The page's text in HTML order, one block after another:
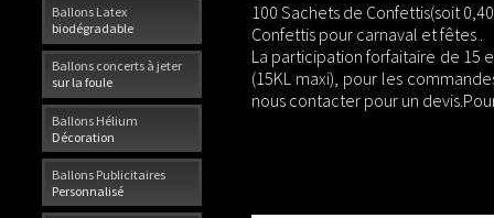
Ballons Latex
biodégradable
Ballons concerts à jeter
sur la foule
Ballons Hélium
Décoration
Ballons Publicitaires
Personnalisé
100 Sachets de Confettis(soit
Confettis pour carnaval et fêtes .
La participation forfaitaire de 15
(15KL maxi), pour les
nous contacter pour un